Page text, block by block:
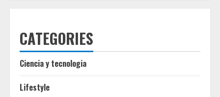
CATEGORIES
Ciencia y tecnologia
Lifestyle